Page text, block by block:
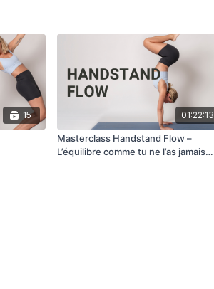
15 01:22:13
Masterclass Handstand Flow –
L’équilibre comme tu ne l’as jamais